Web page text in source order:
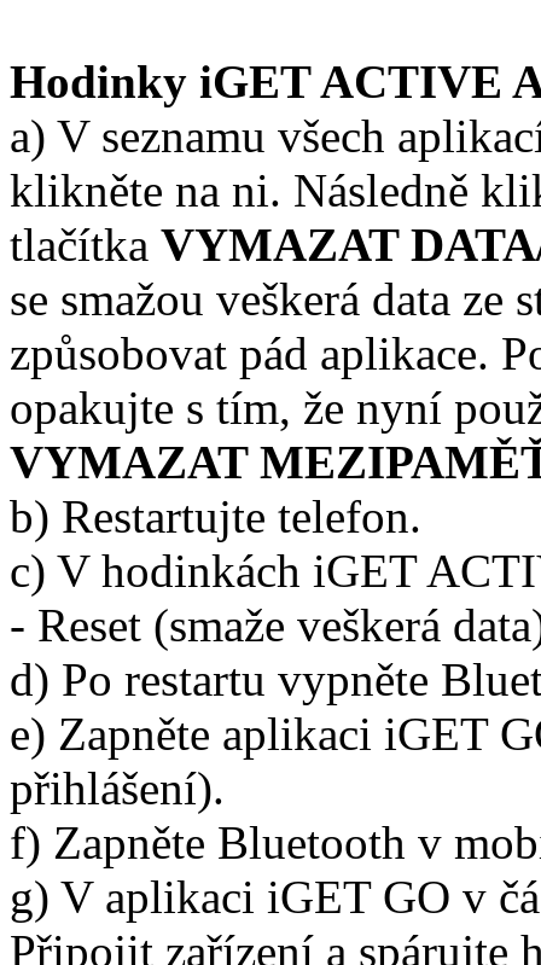
Hodinky iGET ACTIVE
a) V seznamu všech
klikněte na ni. Následně
tlačítka VYMAZAT
se smažou veškerá data ze
způsobovat pád aplikace.
opakujte s tím, že nyní
VYMAZAT
b) Restartujte telefon.
c) V hodinkách iGET
- Reset (smaže veškerá
d) Po restartu vypněte
e) Zapněte aplikaci iGET
přihlášení).
f) Zapněte Bluetooth v
g) V aplikaci iGET GO v
Připojit zařízení a spárujte